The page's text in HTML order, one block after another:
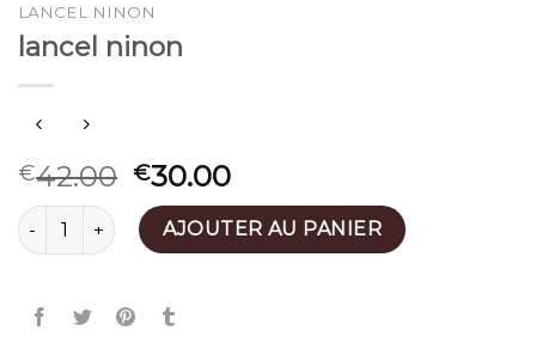
LANCEL NINON
lancel ninon
€42.00 €30.00
quantité de lancel ninonAJOUTER AU PANIER